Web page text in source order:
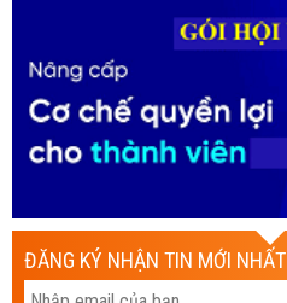
ĐĂNG KÝ NHẬN TIN MỚI NHẤT